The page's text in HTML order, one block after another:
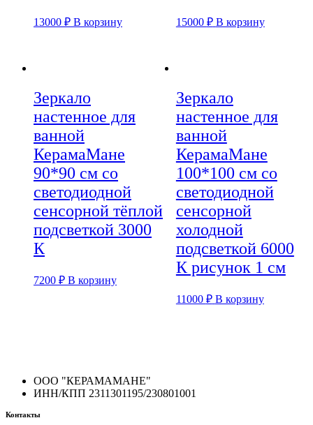
13000 ₽ В корзину 15000 ₽ В корзину
Зеркало
настенное для
ванной
КерамаМане
90*90 см со
светодиодной
сенсорной тёплой
подсветкой 3000
К
7200 ₽ В корзину
Зеркало
настенное для
ванной
КерамаМане
100*100 см со
светодиодной
сенсорной
холодной
подсветкой 6000
К рисунок 1 см
11000 ₽ В корзину
ООО "КЕРАМАМАНЕ"
ИНН/КПП 2311301195/230801001
Контакты